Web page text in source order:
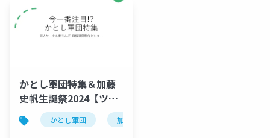
かとし軍団特集＆加藤
史帆生誕祭2024【ツカ
ラジッ！坂道アイドル
の金曜日】
かとし軍団 加藤史帆